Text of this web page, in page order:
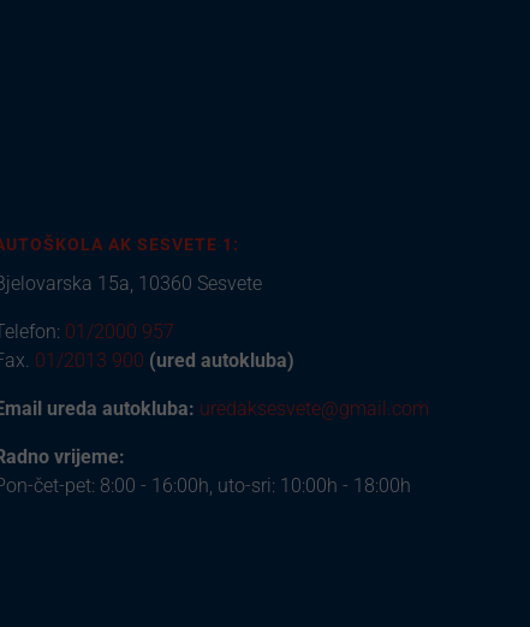
AK SESVETE 1:
15a, 10360 Sesvete
01/2000 957
01/2013 900 (ured autokluba)
ureda autokluba: uredaksesvete@gmail.com
vrijeme:
čet-pet: 8:00 - 16:00h, uto-sri: 10:00h - 18:00h